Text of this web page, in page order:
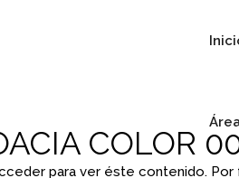
COLOR
para ver éste contenido.